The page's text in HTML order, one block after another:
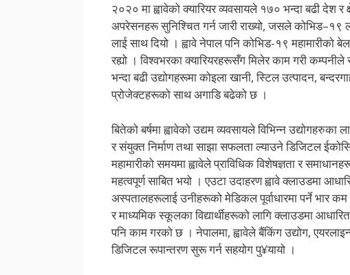
२०२० मा ह्वावेको क्यारियर व्यवसायले १७० भन्दा बढी देश
अपरेसनहरू सुनिश्चित गर्न जारी राख्यो, जसले कोभिड–१९
लाई साथ दियो । ह्वावे नेपाल पनि कोभिड-१९
रह्यो । विश्वभरका क्यारियरहरूसँग मिलेर काम गरी
भन्दा बढी उद्योगहरूमा कोइला खानी, स्टिल उत्पादन,
प्रोजेक्टहरूको साथ अगाडि बढेको छ ।
बितेको बर्षमा ह्वावेको उद्यम व्यवसायले विभिन्न
र संयुक्त निर्माण तथा साझा सफलता ल्याउने डिजिटल
महामारीको समयमा ह्वावेले प्राविधिक विशेषज्ञता र
महत्वपूर्ण साबित भयो । एउटा उदाहरण ह्वावे क्लाउडमा
अस्पतालहरूलाई उनीहरूको मेडिकल पूर्वाधारमा पर्ने भार
र माध्यमिक स्कूलका विद्यार्थीहरूको लागि क्लाउडमा
पनि काम गरको छ । नेपालमा, ह्वावेले बैंकिंग उद्योग,
डिजिटल रूपान्तरण सुरू गर्न सहयोग पु¥यायो ।